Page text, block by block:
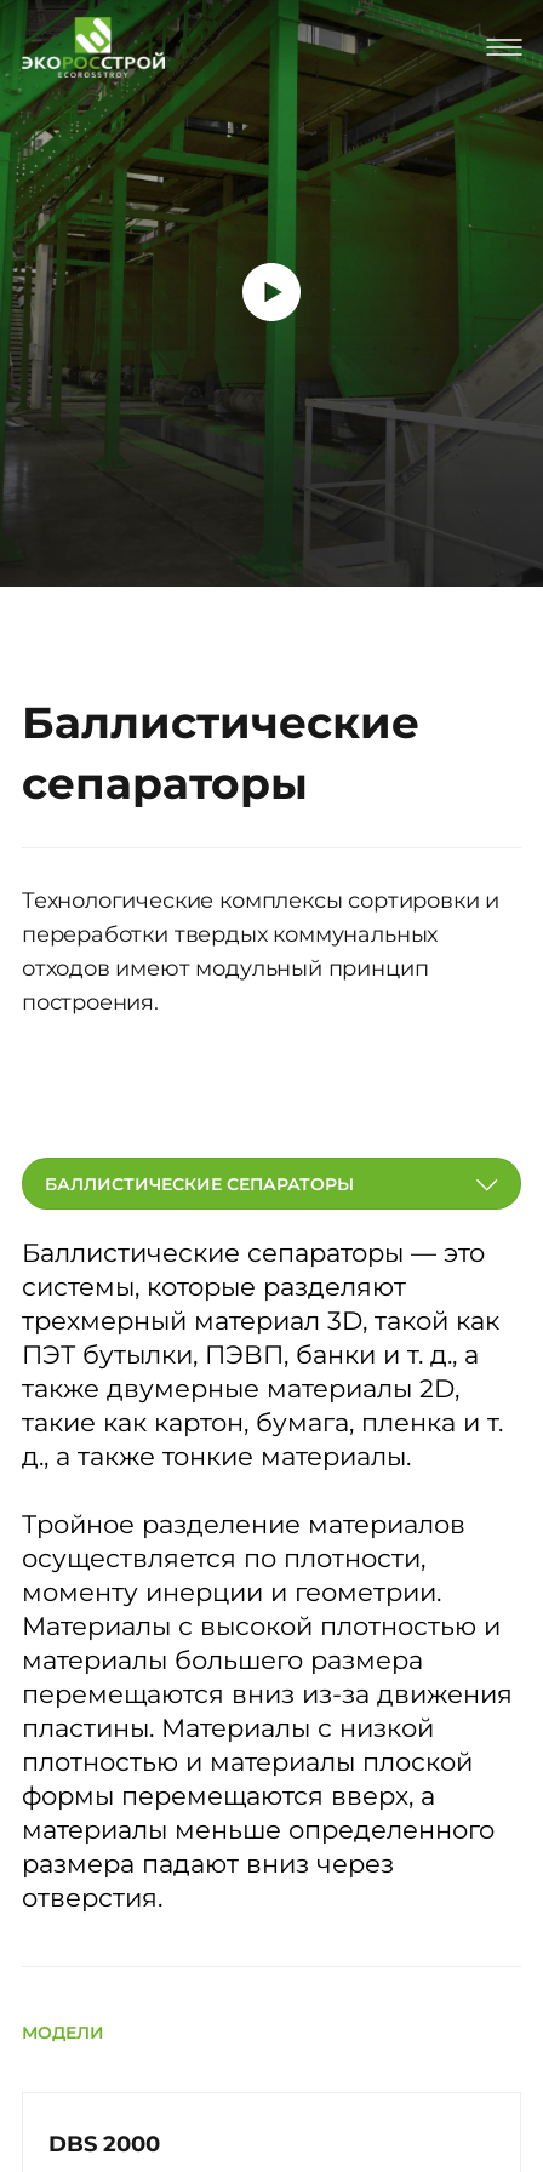
Баллистические
сепараторы
Технологические комплексы сортировки и
переработки твердых коммунальных
отходов имеют модульный принцип
построения.
БАЛЛИСТИЧЕСКИЕ СЕПАРАТОРЫ
Баллистические сепараторы — это
системы, которые разделяют
трехмерный материал 3D, такой как
ПЭТ бутылки, ПЭВП, банки и т. д., а
также двумерные материалы 2D,
такие как картон, бумага, пленка и т.
д., а также тонкие материалы.
Тройное разделение материалов
осуществляется по плотности,
моменту инерции и геометрии.
Материалы с высокой плотностью и
материалы большего размера
перемещаются вниз из-за движения
пластины. Материалы с низкой
плотностью и материалы плоской
формы перемещаются вверх, а
материалы меньше определенного
размера падают вниз через
отверстия.
МОДЕЛИ
DBS 2000